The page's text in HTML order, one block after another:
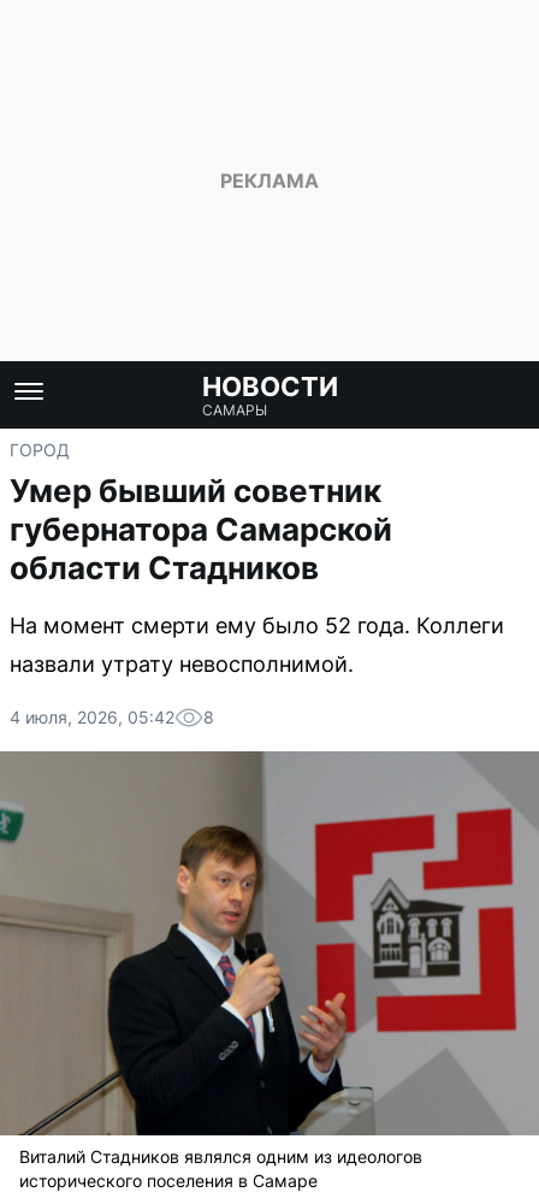
НОВОСТИ
САМАРЫ
ГОРОД
Умер бывший советник
губернатора Самарской
области Стадников
На момент смерти ему было 52 года. Коллеги
назвали утрату невосполнимой.
4 июля, 2026, 05:42 8
Виталий Стадников являлся одним из идеологов
исторического поселения в Самаре